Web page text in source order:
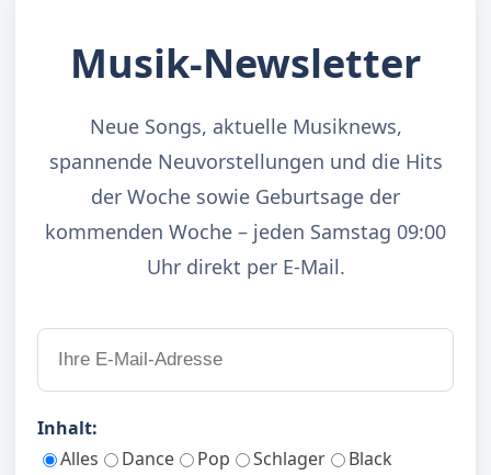
Musik-Newsletter
Neue Songs, aktuelle Musiknews,
spannende Neuvorstellungen und die Hits
der Woche sowie Geburtsage der
kommenden Woche – jeden Samstag 09:00
Uhr direkt per E-Mail.
Inhalt:
Alles
Dance Pop Schlager
Black